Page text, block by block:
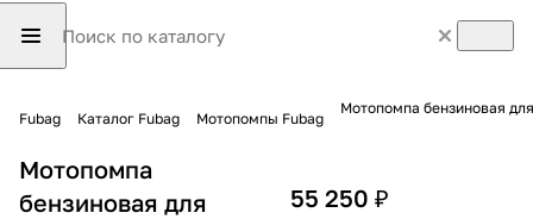
Fubag Каталог Fubag Мотопомпы Fubag
Мотопомпа бензиновая
Мотопомпа
бензиновая для
55 250 ₽